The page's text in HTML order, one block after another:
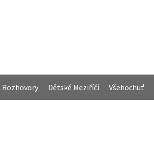
Rozhovory Dětské Meziříčí Všehochuť